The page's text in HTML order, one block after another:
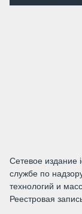
Сетевое издание
службе по
технологий и
Реестровая